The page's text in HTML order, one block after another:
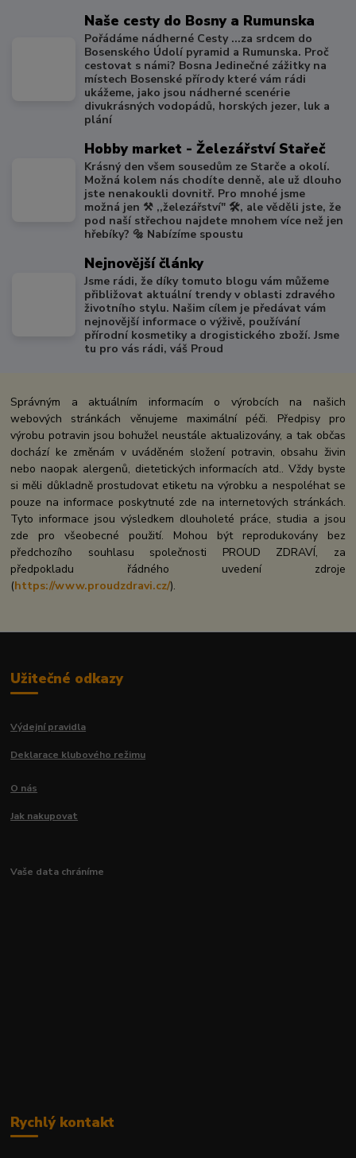
Naše cesty do Bosny a Rumunska
Pořádáme nádherné Cesty ...za srdcem do
Bosenského Údolí pyramid a Rumunska. Proč
cestovat s námi? Bosna Jedinečné zážitky na
místech Bosenské přírody které vám rádi
ukážeme, jako jsou nádherné scenérie
divukrásných vodopádů, horských jezer, luk a
plání
Hobby market - Železářství Stařeč
Krásný den všem sousedům ze Starče a okolí.
Možná kolem nás chodíte denně, ale už dlouho
jste nenakoukli dovnitř. Pro mnohé jsme
možná jen ⚒️ ,,železářství" 🛠️, ale věděli jste, že
pod naší střechou najdete mnohem více než jen
hřebíky? 🔩 Nabízíme spoustu
Nejnovější články
Jsme rádi, že díky tomuto blogu vám můžeme
přibližovat aktuální trendy v oblasti zdravého
životního stylu. Našim cílem je předávat vám
nejnovější informace o výživě, používání
přírodní kosmetiky a drogistického zboží. Jsme
tu pro vás rádi, váš Proud
Správným a aktuálním informacím o výrobcích na našich
webových stránkách věnujeme maximální péči. Předpisy pro
výrobu potravin jsou bohužel neustále aktualizovány, a tak občas
dochází ke změnám v uváděném složení potravin, obsahu živin
nebo naopak alergenů, dietetických informacích atd.. Vždy byste
si měli důkladně prostudovat etiketu na výrobku a nespoléhat se
pouze na informace poskytnuté zde na internetových stránkách.
Tyto informace jsou výsledkem dlouholeté práce, studia a jsou
zde pro všeobecné použití. Mohou být reprodukovány bez
předchozího souhlasu společnosti PROUD ZDRAVÍ, za
předpokladu řádného uvedení zdroje
(https://www.proudzdravi.cz/).
Užitečné odkazy
Výdejní pravidla
Deklarace klubového režimu
O nás
Jak nakupovat
Vaše data chráníme
Rychlý kontakt